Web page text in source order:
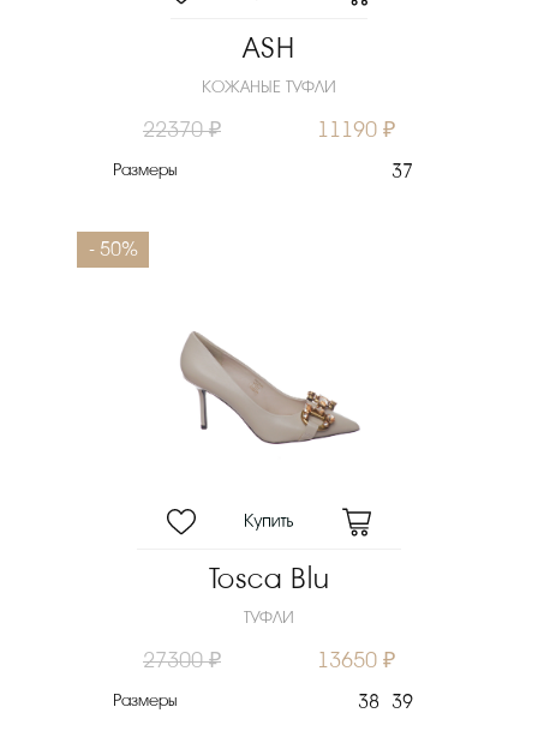
ASH
КОЖАНЫЕ ТУФЛИ
22370 ₽ 11190 ₽
Размеры 37
- 50%
Tosca Blu
ТУФЛИ
27300 ₽ 13650 ₽
Размеры 38 39